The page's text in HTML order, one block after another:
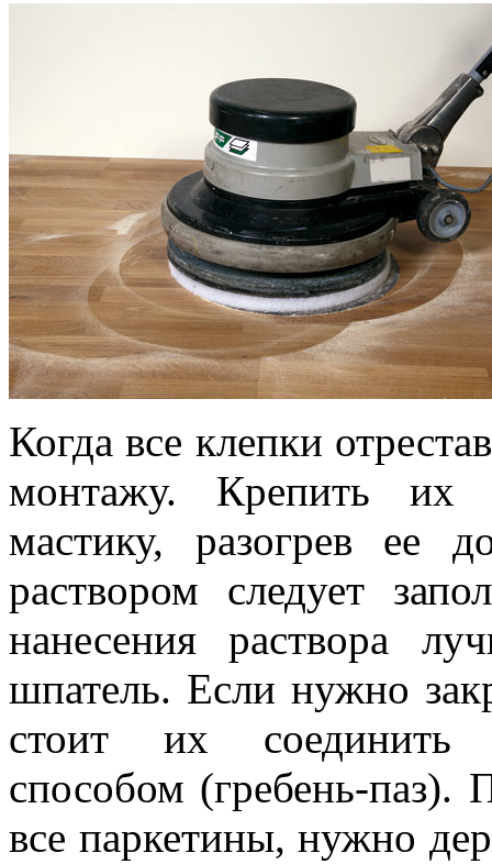
Когда все клепки
монтажу. Крепить их
мастику, разогрев ее
раствором следует
нанесения раствора
шпатель. Если нужно
стоит их соединить
способом (гребень-паз).
все паркетины, нужно